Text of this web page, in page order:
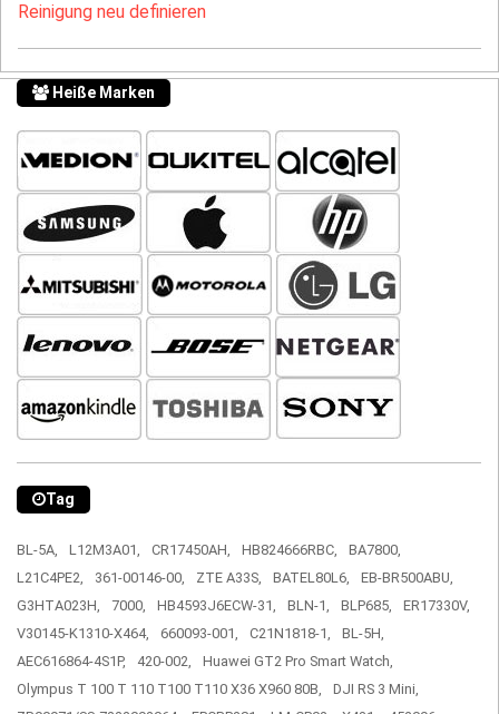
Reinigung neu definieren
Heiße Marken
Tag
BL-5A, L12M3A01, CR17450AH, HB824666RBC,
BA7800,
L21C4PE2,
361-00146-00, ZTE A33S, BATEL80L6,
EB-BR500ABU,
G3HTA023H,
7000, HB4593J6ECW-31, BLN-1, BLP685,
ER17330V,
V30145-K1310-X464,
660093-001, C21N1818-1,
BL-5H,
AEC616864-4S1P,
420-002,
Huawei GT2 Pro Smart Watch,
Olympus T 100 T 110 T100 T110 X36 X960 80B,
DJI RS 3 Mini,